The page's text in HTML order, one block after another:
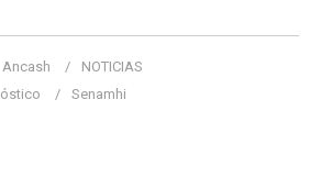
Ancash
NOTICIAS
Senamhi